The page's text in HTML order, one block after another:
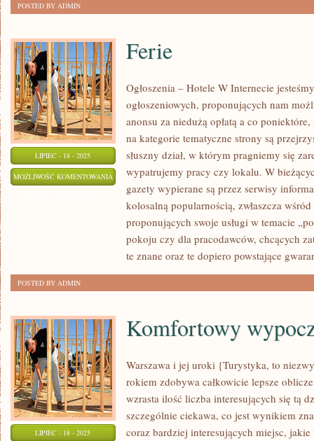
POSTED BY ADMIN
LIPIEC - 18 - 2025
MOŻLIWOŚĆ KOMENTOWANIA FERIE
Ferie
Ogłoszenia – Hotele W Internecie
ogłoszeniowych, proponujących nam
anonsu za niedużą opłatą a co
na kategorie tematyczne strony są
słuszny dział, w którym pragniemy się
wypatrujemy pracy czy lokalu. W
gazety wypierane są przez serwisy
kolosalną popularnością, zwłaszcza
proponujących swoje usługi w temacie
pokoju czy dla pracodawców, chcących
te znane oraz te dopiero powstające
POSTED BY ADMIN
LIPIEC - 18 - 2025
Komfortowy
Warszawa i jej uroki {Turystyka, to
rokiem zdobywa całkowicie lepsze
wzrasta ilość liczba interesujących się tą
szczególnie ciekawa, co jest wynikiem
coraz bardziej interesujących miejsc,